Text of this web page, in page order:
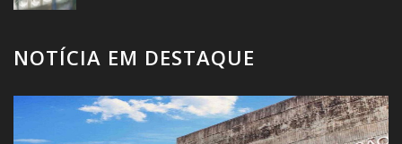
NOTÍCIA EM DESTAQUE